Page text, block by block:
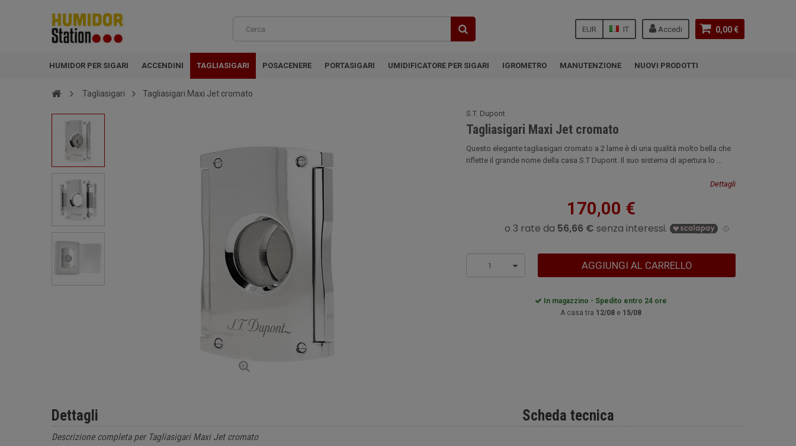
0,00 €
Accedi
IT
EUR
HUMIDOR PER SIGARI ACCENDINI TAGLIASIGARI POSACENERE PORTASIGARI UMIDIFICATORE PER SIGARI IGROMETRO MANUTENZIONE NUOVI PRODOTTI
Tagliasigari Tagliasigari Maxi Jet cromato
S.T. Dupont
Tagliasigari Maxi Jet cromato
Questo elegante tagliasigari cromato a 2 lame è di una qualità molto bella che
riflette il grande nome della casa S.T Dupont. Il suo sistema di apertura lo ...
Dettagli
170,00 €
1 AGGIUNGI AL CARRELLO
In magazzino - Spedito entro 24 ore
A casa tra 12/08 e 15/08
Scheda tecnica
Dettagli
Descrizione completa per Tagliasigari Maxi Jet cromato